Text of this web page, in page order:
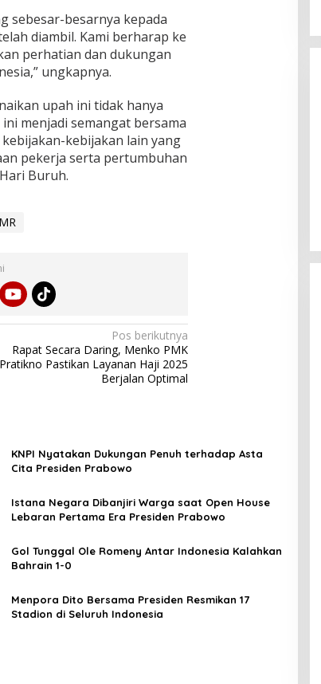
sebesar-besarnya kepada
diambil. Kami berharap ke
perhatian dan dukungan
ungkapnya.
upah ini tidak hanya
menjadi semangat bersama
kebijakan lain yang
pekerja serta pertumbuhan
Buruh.
Pos berikutnya
Rapat Secara Daring, Menko PMK
Pratikno Pastikan Layanan Haji 2025
Berjalan Optimal
KNPI Nyatakan Dukungan Penuh terhadap Asta
Cita Presiden Prabowo
Istana Negara Dibanjiri Warga saat Open House
Lebaran Pertama Era Presiden Prabowo
Gol Tunggal Ole Romeny Antar Indonesia Kalahkan
Bahrain 1-0
Menpora Dito Bersama Presiden Resmikan 17
Stadion di Seluruh Indonesia